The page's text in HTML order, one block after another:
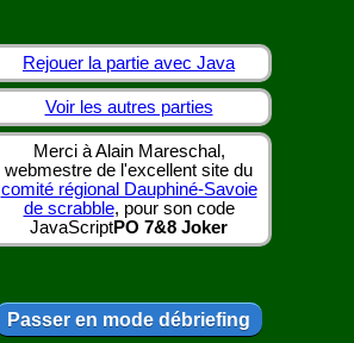
Rejouer la partie avec Java
Voir les autres parties
Merci à Alain Mareschal,
webmestre de l'excellent site du
comité régional Dauphiné-Savoie
de scrabble, pour son code
JavaScriptPO 7&8 Joker
Passer en mode débriefing